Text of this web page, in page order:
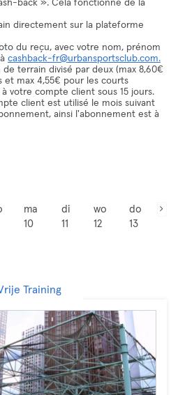
back ». Cela fonctionne de la
directement sur la plateforme
du reçu, avec votre nom, prénom
cashback-fr@urbansportsclub.com.
terrain divisé par deux (max 8,60€
et max 4,55€ pour les courts
votre compte client sous 15 jours.
client est utilisé le mois suivant
ainsi l'abonnement est à
ma
10
di
11
wo
12
do
13
Training